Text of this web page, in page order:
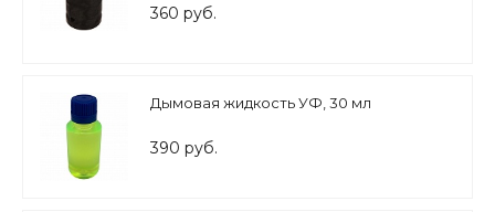
360 руб.
Дымовая жидкость УФ, 30 мл
390 руб.